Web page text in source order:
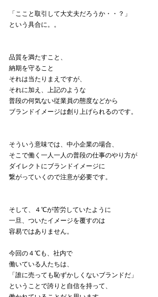
「ここと取引して大丈夫だろうか・・？」
という具合に。。
品質を満たすこと、
納期を守ること
それは当たりまえですが、
それに加え、上記のような
普段の何気ない従業員の態度などから
ブランドイメージは創り上げられるのです。
そういう意味では、中小企業の場合、
そこで働く一人一人の普段の仕事のやり方が
ダイレクトにブランドイメージに
繋がっていくので注意が必要です。
そして、４℃が苦労していたように
一旦、ついたイメージを覆すのは
容易ではありません。
今回の４℃も、社内で
働いている人たちは、
「誰に売っても恥ずかしくないブランドだ」
ということで誇りと自信を持って、